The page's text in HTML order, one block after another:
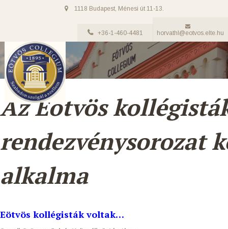
1118 Budapest, Ménesi út 11-13.
+36-1-460-4481 horvathl@eotvos.elte.hu
Az Eötvös
rendezvénysorozat
alkalma
Eötvös kollégisták voltak…